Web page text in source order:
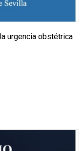
urgencia obstétrica